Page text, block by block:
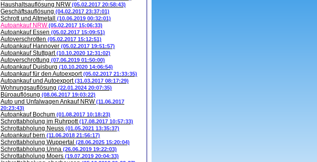
Haushaltsauflösung NRW(05.02.2017 20:58:43)
Geschäftsauflösung (04.02.2017 23:37:01)
Schrott und Altmetall (10.06.2019 00:32:01)
Autoankauf NRW(05.02.2017 15:06:33)
Autoankauf Essen (05.02.2017 15:09:51)
Autoverschrotten (05.02.2017 15:12:51)
Autoankauf Hannover (05.02.2017 19:51:57)
Autoankauf Stuttgart(10.10.2020 12:31:02)
Autoverschrottung (07.06.2019 01:50:00)
Autoankauf Duisburg (10.10.2020 14:06:54)
Autoankauf für den Autoexport(05.02.2017 21:33:35)
Autoankauf und Autoexport(31.03.2017 08:17:29)
Wohnungsauflösung (22.01.2024 20:07:35)
Büroauflösung (08.06.2017 19:03:22)
Auto und Unfalwagen Ankauf NRW(11.06.2017
20:23:43)
Autoankauf Bochum (01.08.2017 10:18:23)
Schrottabholung im Ruhrpott(17.08.2017 10:57:33)
Schrottabholung Neuss (01.05.2021 13:35:37)
Autoankauf bern (11.06.2018 21:56:17)
Schrottabholung Wuppertal (28.06.2025 15:20:04)
Schrottabholung Unna (26.06.2019 19:22:03)
Schrottabholung Moers (19.07.2019 20:04:33)